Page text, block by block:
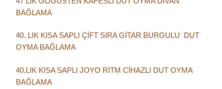
BAĞLAMA
40. LIK KISA SAPLI ÇİFT SIRA GİTAR BURGULU DUT
OYMA BAĞLAMA
40.LIK KISA SAPLI JOYO RİTM CİHAZLI DUT OYMA
BAĞLAMA